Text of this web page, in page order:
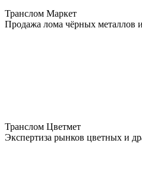
Транслом Маркет
Продажа лома чёрных металлов
Транслом Цветмет
Экспертиза рынков цветных и